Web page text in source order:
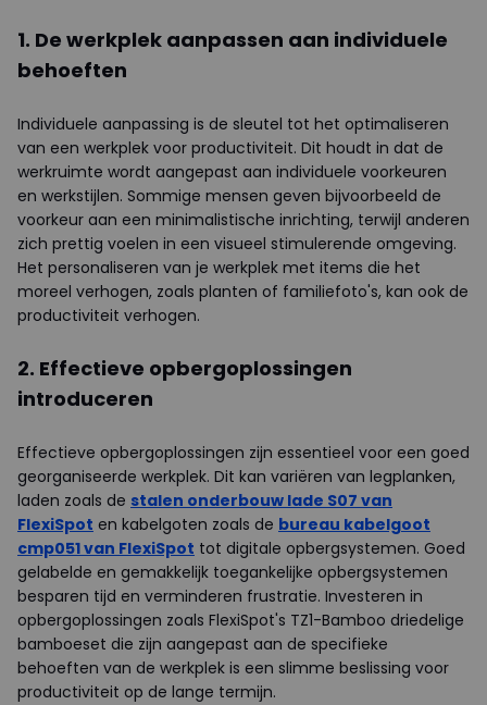
1. De werkplek aanpassen aan individuele
behoeften
Individuele aanpassing is de sleutel tot het optimaliseren
van een werkplek voor productiviteit. Dit houdt in dat de
werkruimte wordt aangepast aan individuele voorkeuren
en werkstijlen. Sommige mensen geven bijvoorbeeld de
voorkeur aan een minimalistische inrichting, terwijl anderen
zich prettig voelen in een visueel stimulerende omgeving.
Het personaliseren van je werkplek met items die het
moreel verhogen, zoals planten of familiefoto's, kan ook de
productiviteit verhogen.
2. Effectieve opbergoplossingen
introduceren
Effectieve opbergoplossingen zijn essentieel voor een goed
georganiseerde werkplek. Dit kan variëren van legplanken,
laden zoals de stalen onderbouw lade S07 van
FlexiSpot en kabelgoten zoals de bureau kabelgoot
cmp051 van FlexiSpot tot digitale opbergsystemen. Goed
gelabelde en gemakkelijk toegankelijke opbergsystemen
besparen tijd en verminderen frustratie. Investeren in
opbergoplossingen zoals FlexiSpot's TZ1-Bamboo driedelige
bamboeset die zijn aangepast aan de specifieke
behoeften van de werkplek is een slimme beslissing voor
productiviteit op de lange termijn.